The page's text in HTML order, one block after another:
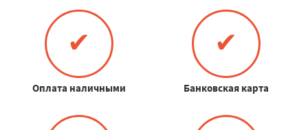
✔
Оплата наличными
✔
Банковская карта